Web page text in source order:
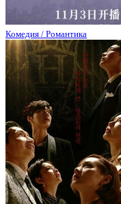
Комедия / Романтика